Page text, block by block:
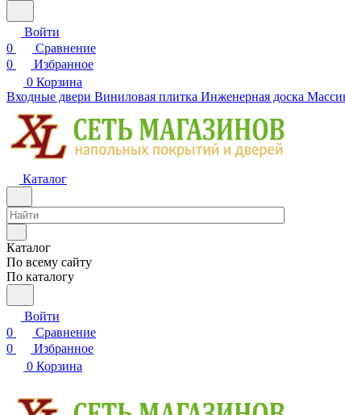
Войти
0
Сравнение
0
Избранное
0 Корзина
Входные двери Виниловая плитка Инженерная доска
Каталог
Каталог
По всему сайту
По каталогу
Войти
0
Сравнение
0
Избранное
0 Корзина